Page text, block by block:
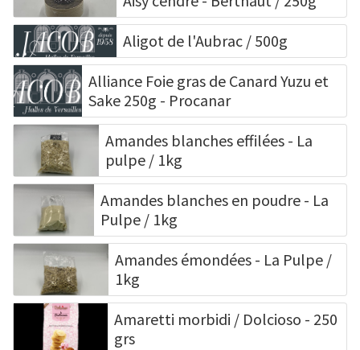
Aligot de l'Aubrac / 500g
Alliance Foie gras de Canard Yuzu et
Sake 250g - Procanar
Amandes blanches effilées - La
pulpe / 1kg
Amandes blanches en poudre - La
Pulpe / 1kg
Amandes émondées - La Pulpe /
1kg
Amaretti morbidi / Dolcioso - 250
grs